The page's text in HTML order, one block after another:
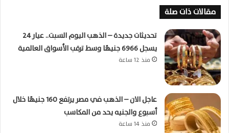
مقالات ذات صلة
تحديثات جديدة – الذهب اليوم السبت.. عيار 24
يسجل 6966 جنيهًا وسط ترقب الأسواق العالمية
منذ 12 ساعة
عاجل الان – الذهب في مصر يرتفع 160 جنيهًا خلال
أسبوع والجنيه يحد من المكاسب
منذ 14 ساعة